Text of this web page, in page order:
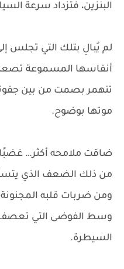
البنزين، فتزداد سرعة
لم يُبالِ بتلك التي تجلس
أنفاسها المسموعة
تنهمر بصمت من بين
موتها بوضوح.
ضاقت ملامحه أكثر…
من ذلك الضعف الذي
ومن ضربات قلبه
وسط الفوضى التي تعصف
السيطرة.